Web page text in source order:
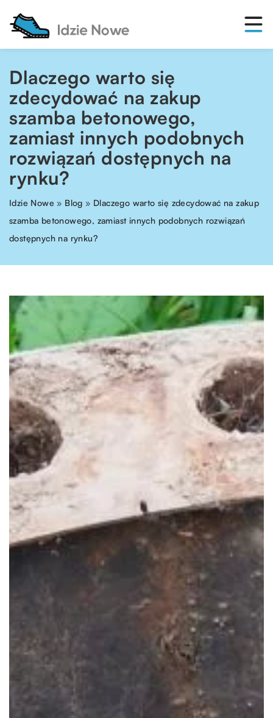
Dlaczego warto się
zdecydować na zakup
szamba betonowego,
zamiast innych podobnych
rozwiązań dostępnych na
rynku?
Idzie Nowe » Blog » Dlaczego warto się zdecydować na zakup
szamba betonowego, zamiast innych podobnych rozwiązań
dostępnych na rynku?